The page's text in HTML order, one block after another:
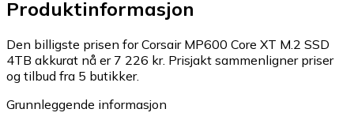
Produktinformasjon
Den billigste prisen for Corsair MP600 Core XT M.2 SSD
4TB akkurat nå er 7 226 kr. Prisjakt sammenligner priser
og tilbud fra 5 butikker.
Grunnleggende informasjon